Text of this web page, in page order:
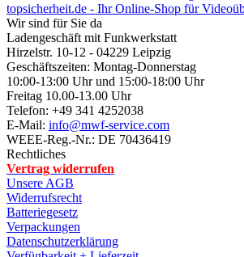
topsicherheit.de - Ihr Online-Shop für
Wir sind für Sie da
Ladengeschäft mit Funkwerkstatt
Hirzelstr. 10-12 - 04229 Leipzig
Geschäftszeiten: Montag-Donnerstag
10:00-13:00 Uhr und 15:00-18:00 Uhr
Freitag 10.00-13.00 Uhr
Telefon: +49 341 4252038
E-Mail: info@mwf-service.com
WEEE-Reg.-Nr.: DE 70436419
Rechtliches
Vertrag widerrufen
Unsere AGB
Widerrufsrecht
Batteriegesetz
Verpackungen
Datenschutzerklärung